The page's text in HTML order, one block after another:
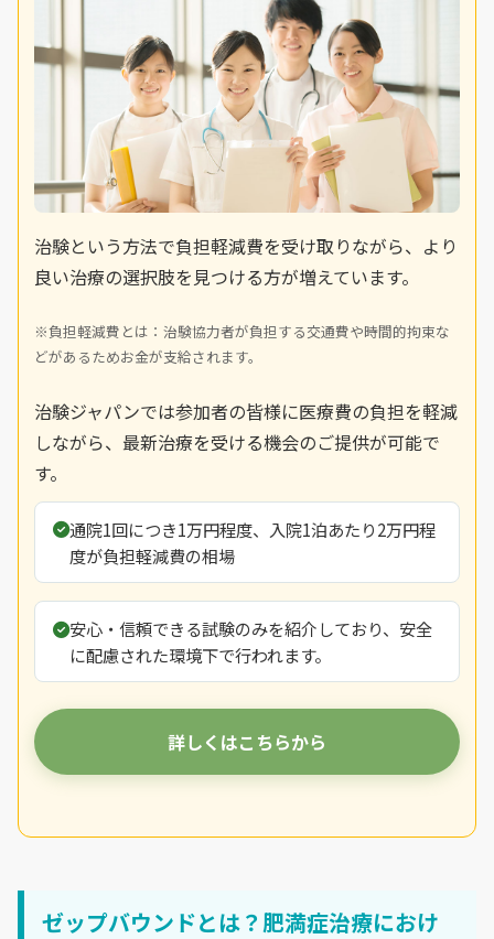
治験という方法で負担軽減費を受け取りながら、より
良い治療の選択肢を見つける方が増えています。
※負担軽減費とは：治験協力者が負担する交通費や時間的拘束な
どがあるためお金が支給されます。
治験ジャパンでは参加者の皆様に医療費の負担を軽減
しながら、最新治療を受ける機会のご提供が可能で
す。
通院1回につき1万円程度、入院1泊あたり2万円程
度が負担軽減費の相場
安心・信頼できる試験のみを紹介しており、安全
に配慮された環境下で行われます。
詳しくはこちらから
ゼップバウンドとは？肥満症治療におけ